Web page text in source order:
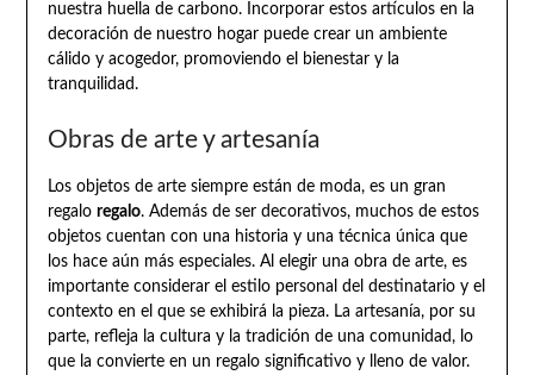
nuestra huella de carbono. Incorporar estos artículos en la
decoración de nuestro hogar puede crear un ambiente
cálido y acogedor, promoviendo el bienestar y la
tranquilidad.
Obras de arte y artesanía
Los objetos de arte siempre están de moda, es un gran
regalo regalo. Además de ser decorativos, muchos de estos
objetos cuentan con una historia y una técnica única que
los hace aún más especiales. Al elegir una obra de arte, es
importante considerar el estilo personal del destinatario y el
contexto en el que se exhibirá la pieza. La artesanía, por su
parte, refleja la cultura y la tradición de una comunidad, lo
que la convierte en un regalo significativo y lleno de valor.